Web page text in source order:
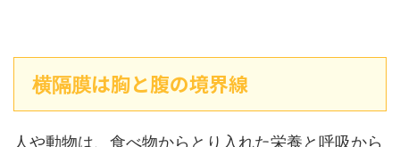
横隔膜は胸と腹の境界線
人や動物は、食べ物からとり入れた栄養と呼吸から